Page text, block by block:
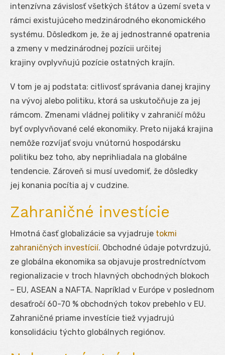
intenzívna závislosť všetkých štátov a území sveta v
rámci existujúceho medzinárodného ekonomického
systému. Dôsledkom je, že aj jednostranné opatrenia
a zmeny v medzinárodnej pozícii určitej
krajiny ovplyvňujú pozície ostatných krajín.
V tom je aj podstata: citlivosť správania danej krajiny
na vývoj alebo politiku, ktorá sa uskutočňuje za jej
rámcom. Zmenami vládnej politiky v zahraničí môžu
byť ovplyvňované celé ekonomiky. Preto nijaká krajina
nemôže rozvíjať svoju vnútornú hospodársku
politiku bez toho, aby neprihliadala na globálne
tendencie. Zároveň si musí uvedomiť, že dôsledky
jej konania pocítia aj v cudzine.
Zahraničné investície
Hmotná časť globalizácie sa vyjadruje tokmi
zahraničných investícií. Obchodné údaje potvrdzujú,
ze globálna ekonomika sa objavuje prostredníctvom
regionalizacie v troch hlavných obchodných blokoch
– EU, ASEAN a NAFTA. Napríklad v Európe v poslednom
desaťročí 60-70 % obchodných tokov prebehlo v EU.
Zahraničné priame investície tiež vyjadrujú
konsolidáciu týchto globálnych regiónov.